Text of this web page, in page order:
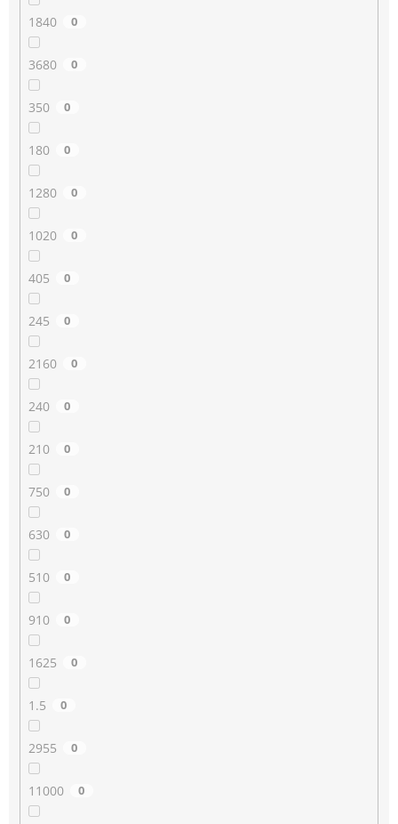
1840 0
3680 0
350 0
180 0
1280 0
1020 0
405 0
245 0
2160 0
240 0
210 0
750 0
630 0
510 0
910 0
1625 0
1.5 0
2955 0
11000 0